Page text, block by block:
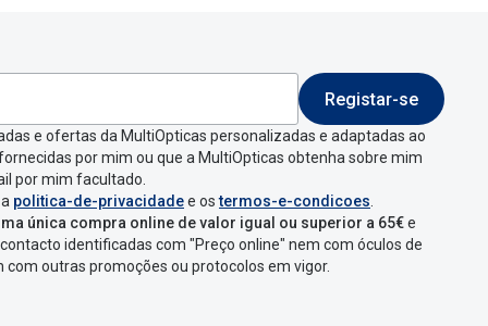
aparecer e
num ponto
Registar-se
e ofertas da MultiOpticas personalizadas e adaptadas ao
por mim ou que a MultiOpticas obtenha sobre mim
por mim facultado.
politica-de-privacidadee ostermos-e-condicoes.
única compra online de valor igual ou superior a 65€e
identificadas com "Preço online" nem com óculos de
outras promoções ou protocolos em vigor.